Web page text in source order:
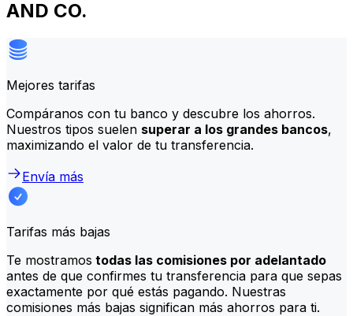
AND CO.
Mejores tarifas
Compáranos con tu banco y descubre los ahorros.
Nuestros tipos suelen superar a los grandes bancos,
maximizando el valor de tu transferencia.
Envía más
Tarifas más bajas
Te mostramos todas las comisiones por adelantado
antes de que confirmes tu transferencia para que sepas
exactamente por qué estás pagando. Nuestras
comisiones más bajas significan más ahorros para ti.